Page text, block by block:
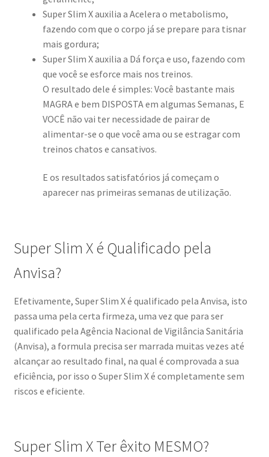
Super Slim X auxilia a Acelera o metabolismo,
fazendo com que o corpo já se prepare para tisnar
mais gordura;
Super Slim X auxilia a Dá força e uso, fazendo com
que você se esforce mais nos treinos.
O resultado dele é simples: Você bastante mais
MAGRA e bem DISPOSTA em algumas Semanas, E
VOCÊ não vai ter necessidade de pairar de
alimentar-se o que você ama ou se estragar com
treinos chatos e cansativos.
E os resultados satisfatórios já começam o
aparecer nas primeiras semanas de utilização.
Super Slim X é Qualificado pela
Anvisa?
Efetivamente, Super Slim X é qualificado pela Anvisa, isto
passa uma pela certa firmeza, uma vez que para ser
qualificado pela Agência Nacional de Vigilância Sanitária
(Anvisa), a formula precisa ser marrada muitas vezes até
alcançar ao resultado final, na qual é comprovada a sua
eficiência, por isso o Super Slim X é completamente sem
riscos e eficiente.
Super Slim X Ter êxito MESMO?